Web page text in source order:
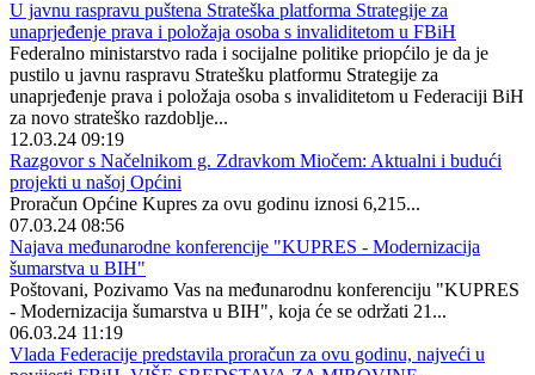
U javnu raspravu puštena Strateška platforma Strategije za
unaprjeđenje prava i položaja osoba s invaliditetom u FBiH
Federalno ministarstvo rada i socijalne politike priopćilo je da je
pustilo u javnu raspravu Stratešku platformu Strategije za
unaprjeđenje prava i položaja osoba s invaliditetom u Federaciji BiH
za novo strateško razdoblje...
12.03.24 09:19
Razgovor s Načelnikom g. Zdravkom Miočem: Aktualni i budući
projekti u našoj Općini
Proračun Općine Kupres za ovu godinu iznosi 6,215...
07.03.24 08:56
Najava međunarodne konferencije "KUPRES - Modernizacija
šumarstva u BIH"
Poštovani, Pozivamo Vas na međunarodnu konferenciju "KUPRES
- Modernizacija šumarstva u BIH", koja će se održati 21...
06.03.24 11:19
Vlada Federacije predstavila proračun za ovu godinu, najveći u